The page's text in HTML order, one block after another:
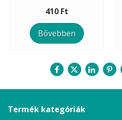
410 Ft
Bővebben
Termék kategóriák